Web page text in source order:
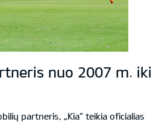
nuo 2007 m. iki
partneris, „Kia“ teikia oficialias